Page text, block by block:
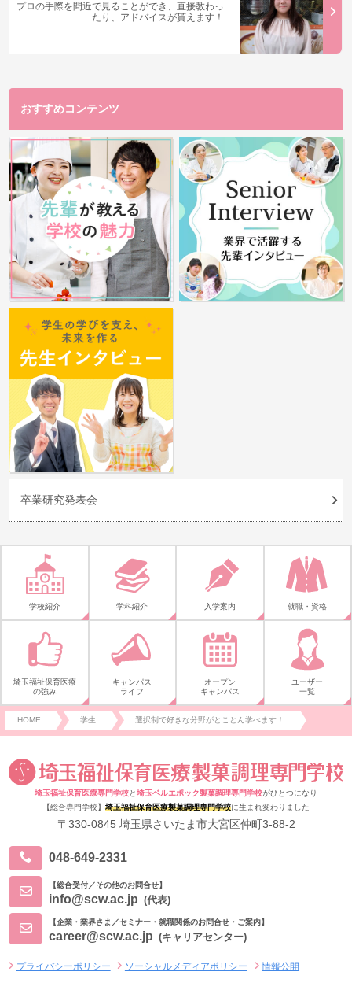
プロの手際を間近で見ることができ、直接教わっ
たり、アドバイスが貰えます！
おすすめコンテンツ
卒業研究発表会
学校紹介 学科紹介 入学案内 就職・資格
埼玉福祉保育医療
の強み
キャンパス
ライフ
オープン
キャンパス
ユーザー
一覧
HOME 学生 選択制で好きな分野がとことん学べます！
埼玉福祉保育医療専門学校と埼玉ベルエポック製菓調理専門学校がひとつになり
【総合専門学校】 埼玉福祉保育医療製菓調理専門学校に生まれ変わりました
〒330-0845 埼玉県さいたま市大宮区仲町3-88-2
048-649-2331
【総合受付／その他のお問合せ】
info@scw.ac.jp (代表)
【企業・業界さま／セミナー・就職関係のお問合せ・ご案内】
career@scw.ac.jp (キャリアセンター)
プライバシーポリシー ソーシャルメディアポリシー 情報公開